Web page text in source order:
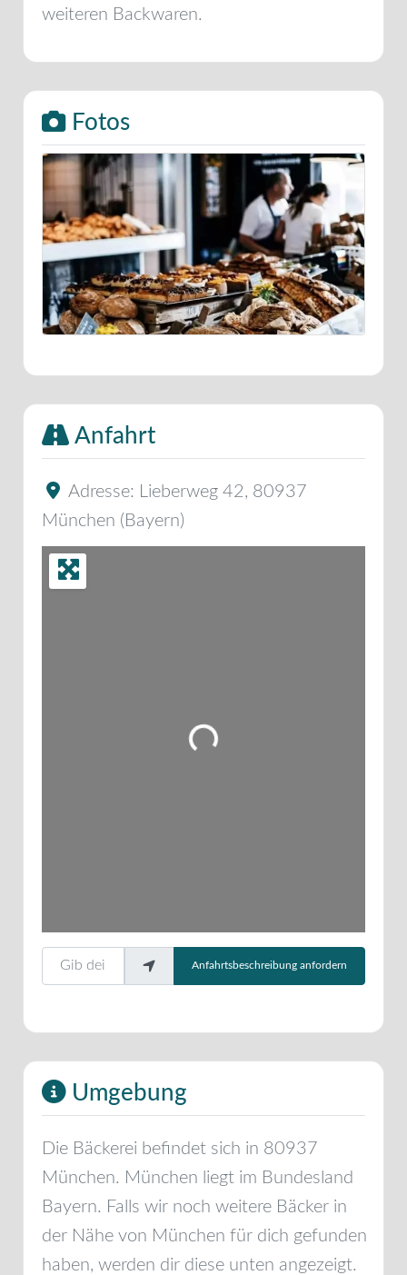
weiteren Backwaren.
Fotos
Anfahrt
Adresse: Lieberweg 42, 80937
München ( Bayern)
Wird geladen …
Gib deinen Standort ein.
Anfahrtsbeschreibung anfordern
Umgebung
Die Bäckerei befindet sich in 80937
München. München liegt im Bundesland
Bayern. Falls wir noch weitere Bäcker in
der Nähe von München für dich gefunden
haben, werden dir diese unten angezeigt.